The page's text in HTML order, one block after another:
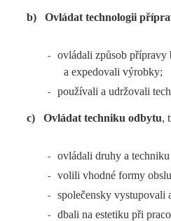
b) Ovládat technologii
-
ovládali způsob přípravy
a expedovali výrobky;
- používali a udržovali
c) Ovládat techniku odbytu,
- ovládali druhy a
- volili vhodné formy
- společensky vystupovali
- dbali na estetiku při